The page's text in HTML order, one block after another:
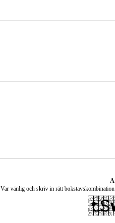
Var vänlig och skriv in rätt